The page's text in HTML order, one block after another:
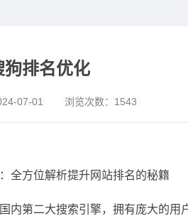
狗排名优化
07-01 浏览次数： 1543
全方位解析提升网站排名的秘籍
内第二大搜索引擎，拥有庞大的用